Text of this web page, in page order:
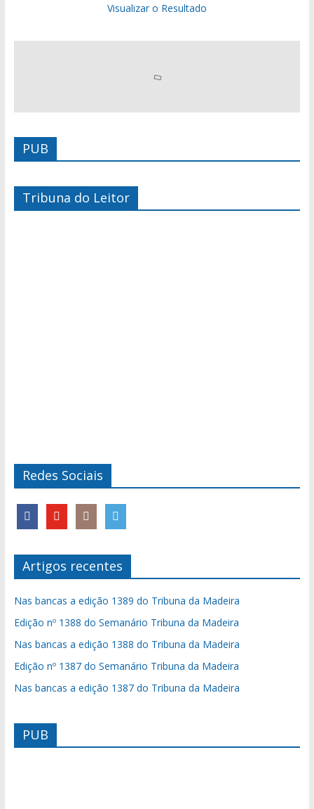
Visualizar o Resultado
PUB
Tribuna do Leitor
Redes Sociais
Artigos recentes
Nas bancas a edição 1389 do Tribuna da Madeira
Edição nº 1388 do Semanário Tribuna da Madeira
Nas bancas a edição 1388 do Tribuna da Madeira
Edição nº 1387 do Semanário Tribuna da Madeira
Nas bancas a edição 1387 do Tribuna da Madeira
PUB